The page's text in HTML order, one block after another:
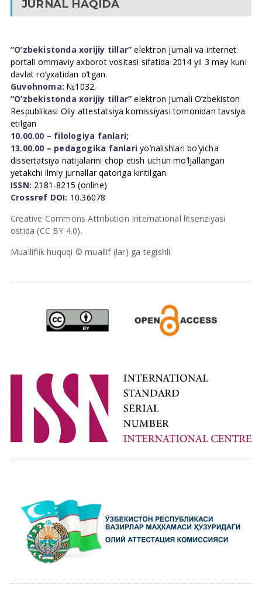
JURNAL HAQIDA
“O’zbekistonda xorijiy tillar” elektron jurnali va internet
portali ommaviy axborot vositasi sifatida 2014 yil 3 may kuni
davlat ro’yxatidan o’tgan.
Guvohnoma: №1032.
“O’zbekistonda xorijiy tillar” elektron jurnali O’zbekiston
Respublikasi Oliy attestatsiya komissiyasi tomonidan tavsiya
etilgan
10.00.00 – filologiya fanlari;
13.00.00 – pedagogika fanlari yo’nalishlari bo’yicha
dissertatsiya natijalarini chop etish uchun mo’ljallangan
yetakchi ilmiy jurnallar qatoriga kiritilgan.
ISSN: 2181-8215 (online)
Crossref DOI: 10.36078
Creative Commons Attribution International litsenziyasi
ostida (CC BY 4.0).
Mualliflik huquqi © muallif (lar) ga tegishli.